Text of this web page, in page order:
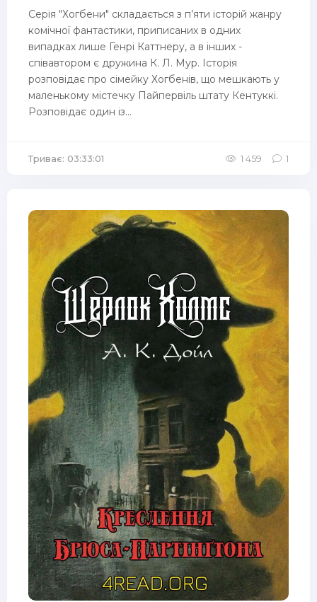
Серія "Хогбени" складається з п’яти історій жанру
комічної фантастики, приписаних в одних
випадках лише Генрі Каттнеру, а в інших -
співавтором є дружина К. Л. Мур. Історія
розповідає про сімейку Хогбенів, що мешкають у
маленькому містечку Пайпервіль штату Кентуккі.
Розповідає один із...
Триває: 03:33:01 1 459 1